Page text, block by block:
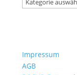
Impressum
AGB